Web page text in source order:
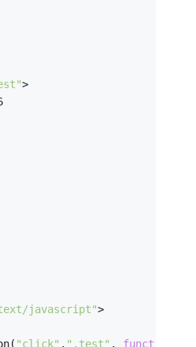
>
javascript">
"click" , ".test" , function